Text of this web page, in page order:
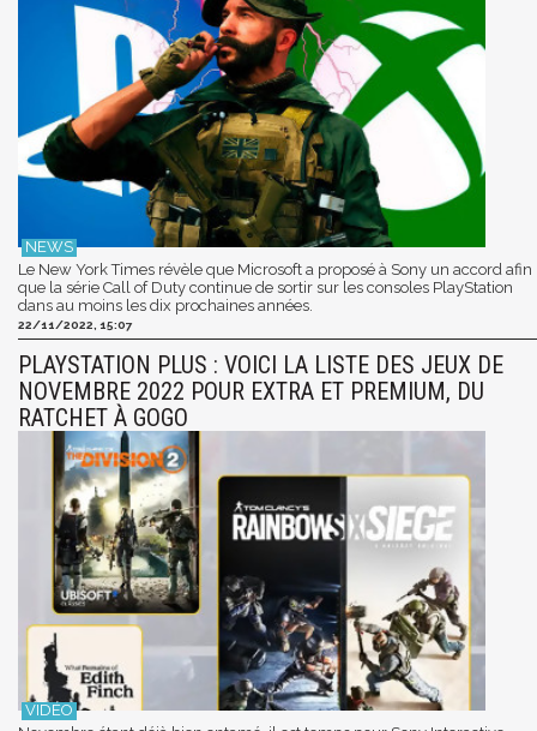
Le New York Times révèle que Microsoft a proposé à Sony un accord afin
que la série Call of Duty continue de sortir sur les consoles PlayStation
dans au moins les dix prochaines années.
22/11/2022, 15:07
PLAYSTATION PLUS : VOICI LA LISTE DES JEUX DE
NOVEMBRE 2022 POUR EXTRA ET PREMIUM, DU
RATCHET À GOGO